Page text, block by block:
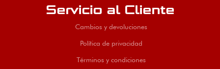
Servicio al Cliente
Cambios y devoluciones
Política de privacidad
Términos y condiciones